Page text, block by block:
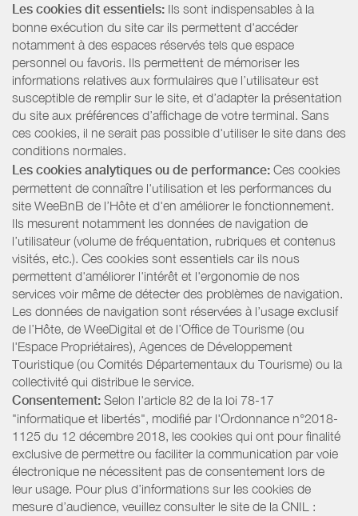
Les cookies dit essentiels: Ils sont indispensables à la
bonne exécution du site car ils permettent d'accéder
notamment à des espaces réservés tels que espace
personnel ou favoris. Ils permettent de mémoriser les
informations relatives aux formulaires que l’utilisateur est
susceptible de remplir sur le site, et d’adapter la présentation
du site aux préférences d’affichage de votre terminal. Sans
ces cookies, il ne serait pas possible d'utiliser le site dans des
conditions normales.
Les cookies analytiques ou de performance: Ces cookies
permettent de connaître l'utilisation et les performances du
site WeeBnB de l’Hôte et d'en améliorer le fonctionnement.
Ils mesurent notamment les données de navigation de
l’utilisateur (volume de fréquentation, rubriques et contenus
visités, etc.). Ces cookies sont essentiels car ils nous
permettent d'améliorer l'intérêt et l'ergonomie de nos
services voir même de détecter des problèmes de navigation.
Les données de navigation sont réservées à l’usage exclusif
de l’Hôte, de WeeDigital et de l’Office de Tourisme (ou
l'Espace Propriétaires), Agences de Développement
Touristique (ou Comités Départementaux du Tourisme) ou la
collectivité qui distribue le service.
Consentement: Selon l'article 82 de la loi 78-17
"informatique et libertés", modifié par l'Ordonnance n°2018-
1125 du 12 décembre 2018, les cookies qui ont pour finalité
exclusive de permettre ou faciliter la communication par voie
électronique ne nécessitent pas de consentement lors de
leur usage. Pour plus d’informations sur les cookies de
mesure d’audience, veuillez consulter le site de la CNIL :